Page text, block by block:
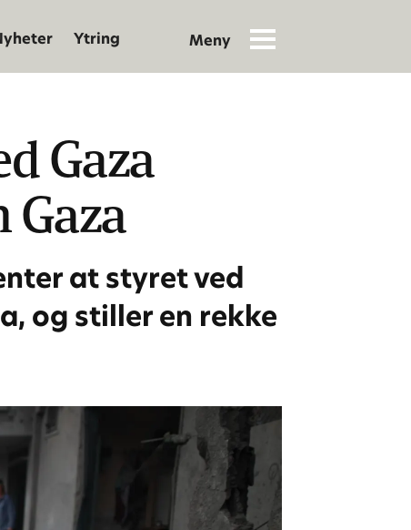
Ytring
Gaza
at styret ved
og stiller en rekke